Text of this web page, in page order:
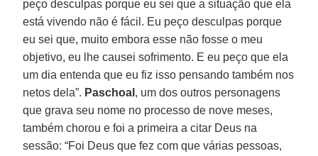
peço desculpas porque eu sei que a situação que ela
está vivendo não é fácil. Eu peço desculpas porque
eu sei que, muito embora esse não fosse o meu
objetivo, eu lhe causei sofrimento. E eu peço que ela
um dia entenda que eu fiz isso pensando também nos
netos dela”. Paschoal , um dos outros personagens
que grava seu nome no processo de nove meses,
também chorou e foi a primeira a citar Deus na
sessão: “Foi Deus que fez com que várias pessoas,